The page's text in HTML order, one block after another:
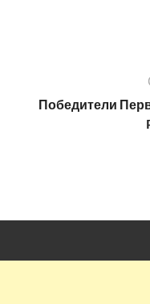
Победители